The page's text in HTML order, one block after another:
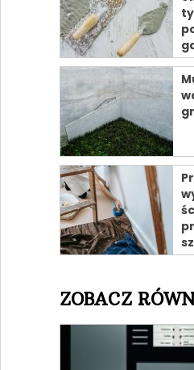
ZOBACZ